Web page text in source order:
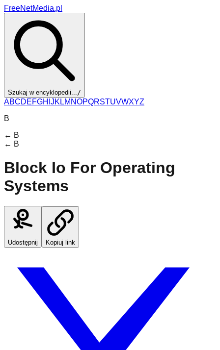
FreeNetMedia.pl
Szukaj w encyklopedii.../
ABCDEFGH JK LM NOPQRSTUVWXYZ
B
← B
← B
Block Io For Operating
Systems
Udostępnij Kopiuj link